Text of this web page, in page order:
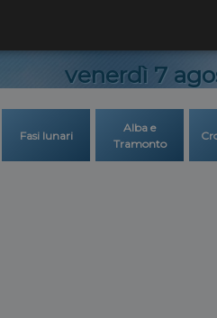
venerdì 7
Fasi lunari
Alba e
Tramonto